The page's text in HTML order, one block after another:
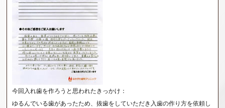
今回入れ歯を作ろうと思われたきっかけ：
ゆるんでいる歯があったため、抜歯をしていただき入歯の作り方を依頼し